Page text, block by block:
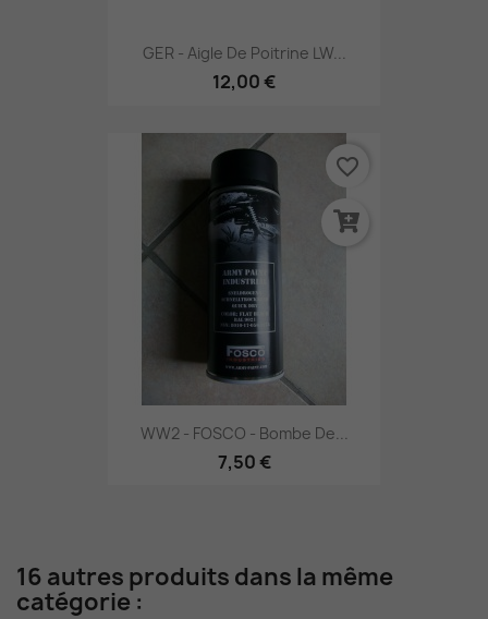
GER - Aigle De Poitrine LW...
12,00 €
WW2 - FOSCO - Bombe De...
7,50 €
favorite_border
16 autres produits dans la même
catégorie :